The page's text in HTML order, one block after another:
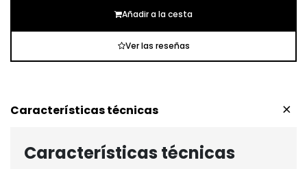
Añadir a la cesta
Ver las reseñas
Características técnicas +
Características técnicas